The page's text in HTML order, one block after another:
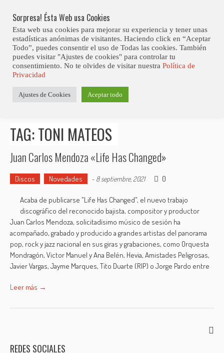
content
Club Contest.
Posts tagged "Toni Mateos"
TAG: TONI MATEOS
Juan Carlos Mendoza «Life Has Changed»
Discos Novedades - 8 septiembre, 2021 0
Acaba de publicarse "Life Has Changed", el nuevo trabajo
discográfico del reconocido bajista, compositor y productor
Juan Carlos Mendoza, solicitadísimo músico de sesión ha
acompañado, grabado y producido a grandes artistas del panorama
pop, rock y jazz nacional en sus giras y grabaciones, como Orquesta
Mondragón, Victor Manuel y Ana Belén, Hevia, Amistades Peligrosas,
Javier Vargas, Jayme Marques, Tito Duarte (RIP) o Jorge Pardo entre
Leer más →
REDES SOCIALES
Sorpresa! Ésta Web usa Cookies
Esta web usa cookies para mejorar su experiencia y tener unas
estadísticas anónimas de visitantes. Haciendo click en “Aceptar
Todo”, puedes consentir el uso de Todas las cookies. También
puedes visitar "Ajustes de cookies" para controlar tu
consentimiento. No te olvides de visitar nuestra Política de
Privacidad
Ajustes de Cookies Aceptar todo